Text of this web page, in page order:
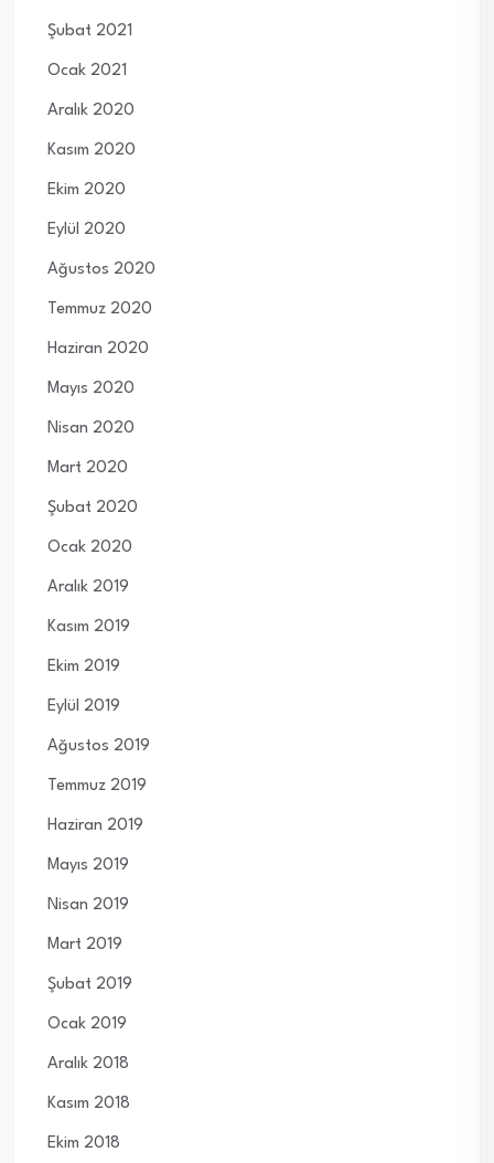
Şubat 2021
Ocak 2021
Aralık 2020
Kasım 2020
Ekim 2020
Eylül 2020
Ağustos 2020
Temmuz 2020
Haziran 2020
Mayıs 2020
Nisan 2020
Mart 2020
Şubat 2020
Ocak 2020
Aralık 2019
Kasım 2019
Ekim 2019
Eylül 2019
Ağustos 2019
Temmuz 2019
Haziran 2019
Mayıs 2019
Nisan 2019
Mart 2019
Şubat 2019
Ocak 2019
Aralık 2018
Kasım 2018
Ekim 2018